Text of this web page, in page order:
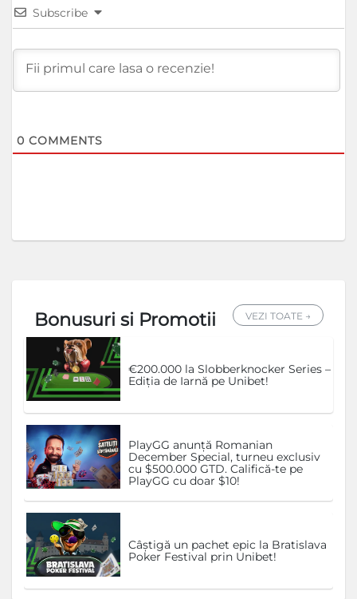
Subscribe
0 COMMENTS
Bonusuri si Promotii VEZI TOATE →
€200.000 la Slobberknocker Series –
Ediția de Iarnă pe Unibet!
PlayGG anunță Romanian
December Special, turneu exclusiv
cu $500.000 GTD. Califică-te pe
PlayGG cu doar $10!
Câștigă un pachet epic la Bratislava
Poker Festival prin Unibet!